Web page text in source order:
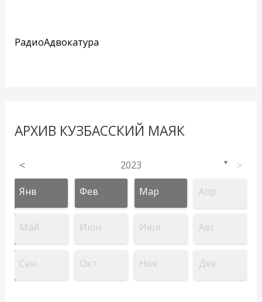
РадиоАдвокатура
АРХИВ КУЗБАССКИЙ МАЯК
< 2023 ▼ >
Янв Фев Мар Апр
Май Июн Июл Авг
Сен Окт Ноя Дек